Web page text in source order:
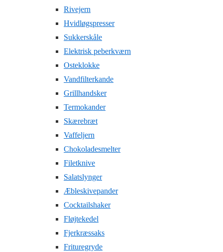
Rivejern
Hvidløgspresser
Sukkerskåle
Elektrisk peberkværn
Osteklokke
Vandfilterkande
Grillhandsker
Termokander
Skærebræt
Vaffeljern
Chokoladesmelter
Filetknive
Salatslynger
Æbleskivepander
Cocktailshaker
Fløjtekedel
Fjerkræssaks
Frituregryde